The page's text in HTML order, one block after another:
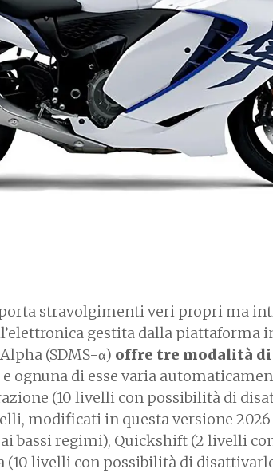
stravolgimenti veri propri ma
gestita dalla piattaforma
(SDMS-α) offre tre modalità
ognuna di esse varia
(10 livelli con possibilità di
modificati in questa versione
bassi regimi), Quickshift (2 livelli
livelli con possibilità di